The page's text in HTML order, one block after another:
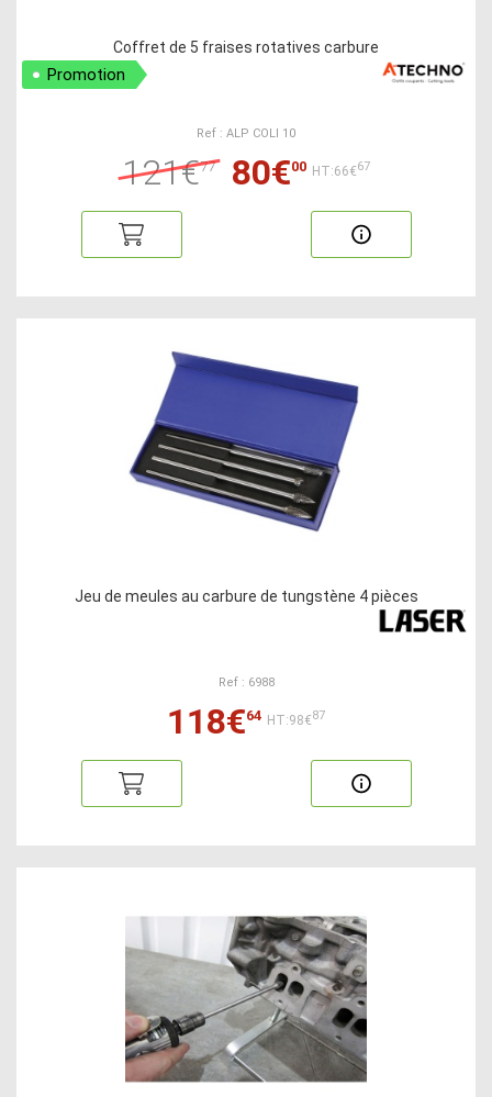
Coffret de 5 fraises rotatives carbure
Promotion
Ref : ALP COLI 10
121€77 80€00 HT:66€67
Jeu de meules au carbure de tungstène 4 pièces
Ref : 6988
118€64 HT:98€87